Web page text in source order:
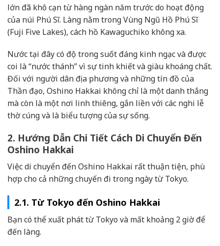
lớn đã khô cạn từ hàng ngàn năm trước do hoạt động
của núi Phú Sĩ. Làng nằm trong Vùng Ngũ Hồ Phú Sĩ
(Fuji Five Lakes), cách hồ Kawaguchiko không xa.
Nước tại đây có độ trong suốt đáng kinh ngạc và được
coi là “nước thánh” vì sự tinh khiết và giàu khoáng chất.
Đối với người dân địa phương và những tín đồ của
Thần đạo, Oshino Hakkai không chỉ là một danh thắng
mà còn là một nơi linh thiêng, gắn liền với các nghi lễ
thờ cúng và là biểu tượng của sự sống.
2. Hướng Dẫn Chi Tiết Cách Di Chuyển Đến
Oshino Hakkai
Việc di chuyển đến Oshino Hakkai rất thuận tiện, phù
hợp cho cả những chuyến đi trong ngày từ Tokyo.
2.1. Từ Tokyo đến Oshino Hakkai
Bạn có thể xuất phát từ Tokyo và mất khoảng 2 giờ để
đến làng.